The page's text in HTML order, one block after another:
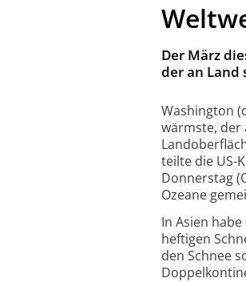
Der März
der an Land
Washington
wärmste, der
teilte die US-
Donnerstag
Ozeane
In Asien
heftigen
den Schnee